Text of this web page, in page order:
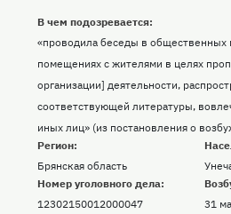
Регион:
Брянская область
В чем подозревается:
«проводила беседы в общественных
помещениях с жителями в целях
организации] деятельности,
соответствующей литературы,
иных лиц» (из постановления о
Номер уголовного дела:
12302150012000047
31